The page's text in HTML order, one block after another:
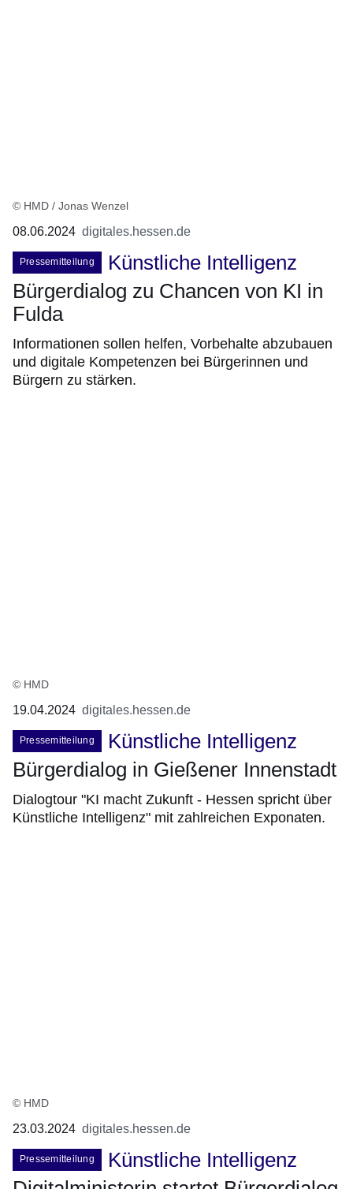
© HMD / Jonas Wenzel
08.06.2024 digitales.hessen.de
Pressemitteilung
Künstliche Intelligenz
Bürgerdialog zu Chancen von KI in
Fulda
Informationen sollen helfen, Vorbehalte abzubauen
und digitale Kompetenzen bei Bürgerinnen und
Bürgern zu stärken.
© HMD
19.04.2024 digitales.hessen.de
Pressemitteilung
Künstliche Intelligenz
Bürgerdialog in Gießener Innenstadt
Dialogtour "KI macht Zukunft - Hessen spricht über
Künstliche Intelligenz" mit zahlreichen Exponaten.
© HMD
23.03.2024 digitales.hessen.de
Pressemitteilung
Künstliche Intelligenz